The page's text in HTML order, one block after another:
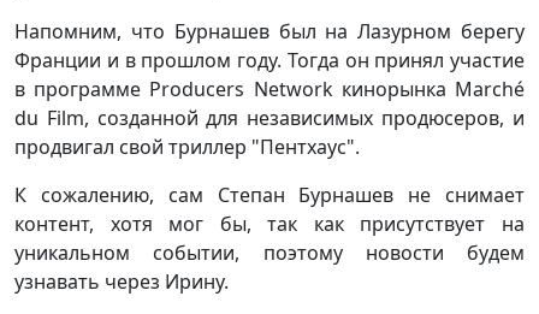
Напомним, что Бурнашев был на Лазурном берегу
Франции и в прошлом году. Тогда он принял участие
в программе Producers Network кинорынка Marché
du Film, созданной для независимых продюсеров, и
продвигал свой триллер "Пентхаус".
К сожалению, сам Степан Бурнашев не снимает
контент, хотя мог бы, так как присутствует на
уникальном событии, поэтому новости будем
узнавать через Ирину.